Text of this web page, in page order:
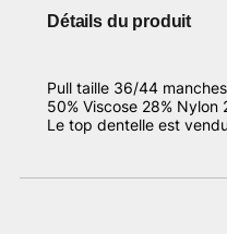
Détails du produit
Pull taille 36/44
50% Viscose 28% Nylon
Le top dentelle est